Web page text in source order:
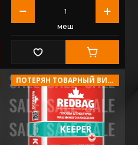
меш
ПОТЕРЯН ТОВАРНЫЙ ВИД!